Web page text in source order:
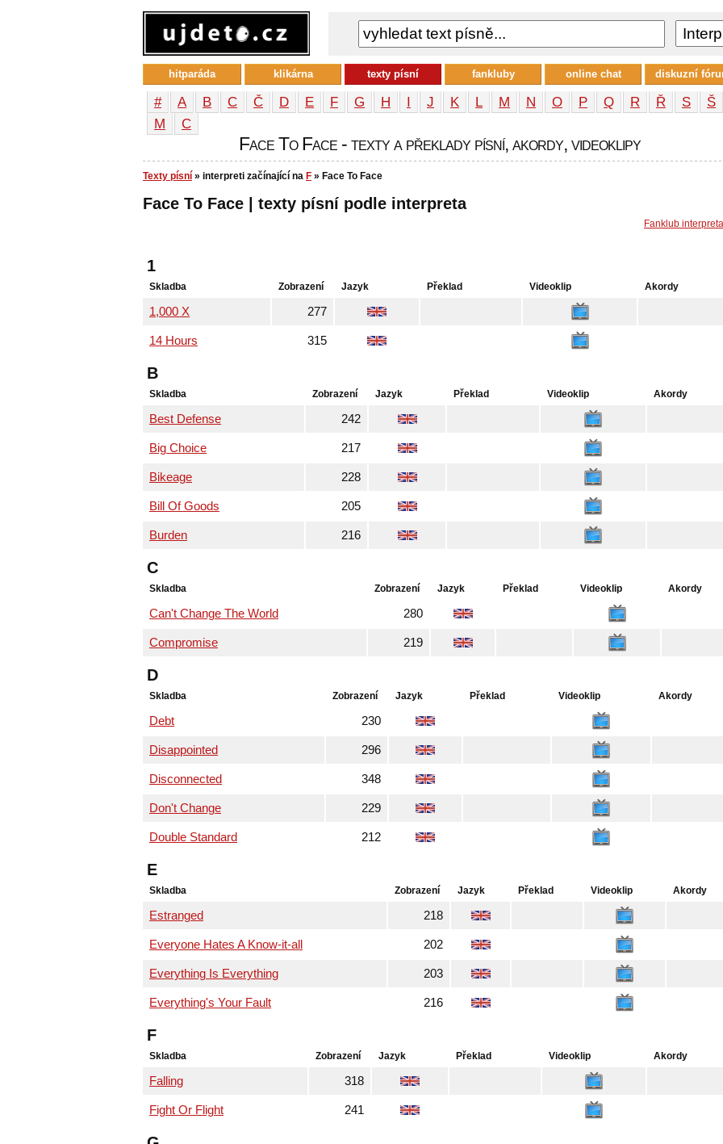
# A B C Č D E F G H I J K L M N O P Q R Ř S Š
М
С
Face To Face - texty a překlady písní, akordy, videoklipy
Texty písní » interpreti začínající na F » Face To Face
Face To Face | texty písní podle interpreta
Fanklub interpreta
1
Skladba Zobrazení Jazyk Překlad Videoklip Akordy
1,000 X 277
14 Hours 315
B
Skladba Zobrazení Jazyk Překlad Videoklip Akordy
Best Defense 242
Big Choice 217
Bikeage 228
Bill Of Goods 205
Burden 216
C
Skladba Zobrazení Jazyk Překlad Videoklip Akordy
Can't Change The World 280
Compromise 219
D
Skladba Zobrazení Jazyk Překlad Videoklip Akordy
Debt 230
Disappointed 296
Disconnected 348
Don't Change 229
Double Standard 212
E
Skladba Zobrazení Jazyk Překlad Videoklip Akordy
Estranged 218
Everyone Hates A Know-it-all 202
Everything Is Everything 203
Everything's Your Fault 216
F
Skladba Zobrazení Jazyk Překlad Videoklip Akordy
Falling 318
Fight Or Flight 241
hitparáda klikárna texty písní fankluby online chat diskuzní